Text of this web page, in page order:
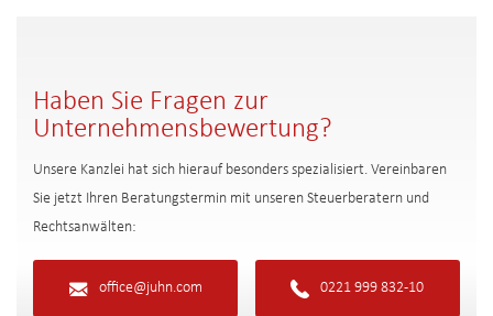
Haben Sie Fragen zur
Unternehmensbewertung?
Unsere Kanzlei hat sich hierauf besonders spezialisiert. Vereinbaren
Sie jetzt Ihren Beratungstermin mit unseren Steuerberatern und
Rechtsanwälten:
office@juhn.com 0221 999 832-10